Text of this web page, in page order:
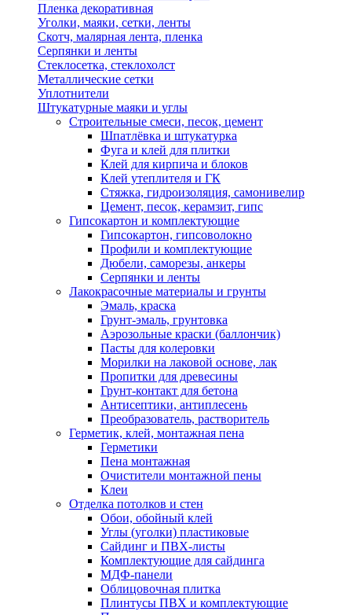
Пленка декоративная
Уголки, маяки, сетки, ленты
Скотч, малярная лента, пленка
Серпянки и ленты
Стеклосетка, стеклохолст
Металлические сетки
Уплотнители
Штукатурные маяки и углы
Строительные смеси, песок, цемент
Шпатлёвка и штукатурка
Фуга и клей для плитки
Клей для кирпича и блоков
Клей утеплителя и ГК
Стяжка, гидроизоляция, самонивелир
Цемент, песок, керамзит, гипс
Гипсокартон и комплектующие
Гипсокартон, гипсоволокно
Профили и комплектующие
Дюбели, саморезы, анкеры
Серпянки и ленты
Лакокрасочные материалы и грунты
Эмаль, краска
Грунт-эмаль, грунтовка
Аэрозольные краски (баллончик)
Пасты для колеровки
Морилки на лаковой основе, лак
Пропитки для древесины
Грунт-контакт для бетона
Антисептики, антиплесень
Преобразователь, растворитель
Герметик, клей, монтажная пена
Герметики
Пена монтажная
Очистители монтажной пены
Клеи
Отделка потолков и стен
Обои, обойный клей
Углы (уголки) пластиковые
Сайдинг и ПВХ-листы
Комплектующие для сайдинга
МДФ-панели
Облицовочная плитка
Плинтусы ПВХ и комплектующие